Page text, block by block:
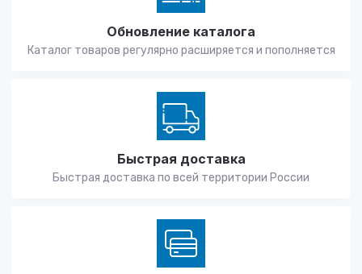
Обновление каталога
Каталог товаров регулярно расширяется и пополняется
Быстрая доставка
Быстрая доставка по всей территории России